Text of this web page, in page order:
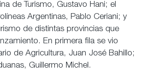
de Turismo, Gustavo Hani; el
Argentinas, Pablo Ceriani; y
de distintas provincias que
En primera fila se vio
de Agricultura, Juan José Bahillo;
Guillermo Michel.